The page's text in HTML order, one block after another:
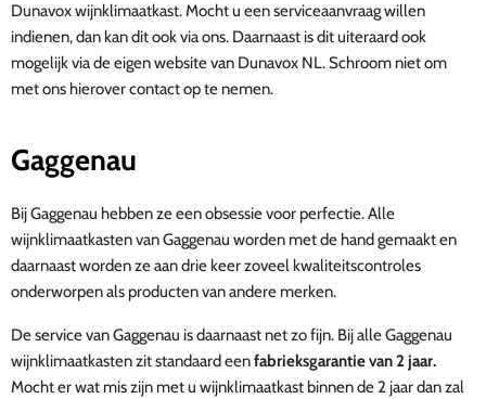
Dunavox wijnklimaatkast. Mocht u een serviceaanvraag willen
indienen, dan kan dit ook via ons. Daarnaast is dit uiteraard ook
mogelijk via de eigen website van Dunavox NL. Schroom niet om
met ons hierover contact op te nemen.
Gaggenau
Bij Gaggenau hebben ze een obsessie voor perfectie. Alle
wijnklimaatkasten van Gaggenau worden met de hand gemaakt en
daarnaast worden zeaan drie keer zoveel kwaliteitscontroles
onderworpen als producten van andere merken.
De service van Gaggenau is daarnaast net zo fijn. Bij alle Gaggenau
wijnklimaatkasten zit standaard eenfabrieksgarantie van 2 jaar.
Mocht er wat mis zijn met u wijnklimaatkast binnen de 2 jaar dan zal